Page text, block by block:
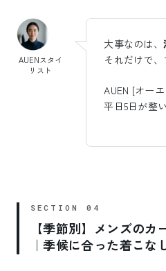
AUENスタイ
リスト
大事なのは、
それだけで、
AUEN [オー
平日5日が整
【季節別】メンズのカ
｜季候に合った着こな